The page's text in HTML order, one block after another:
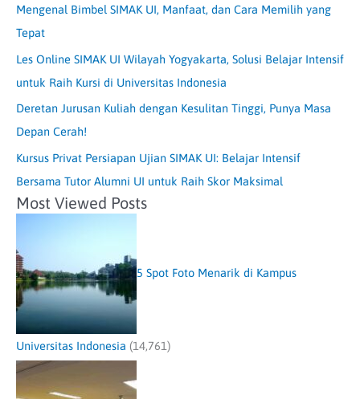
Mengenal Bimbel SIMAK UI, Manfaat, dan Cara Memilih yang
Tepat
Les Online SIMAK UI Wilayah Yogyakarta, Solusi Belajar Intensif
untuk Raih Kursi di Universitas Indonesia
Deretan Jurusan Kuliah dengan Kesulitan Tinggi, Punya Masa
Depan Cerah!
Kursus Privat Persiapan Ujian SIMAK UI: Belajar Intensif
Bersama Tutor Alumni UI untuk Raih Skor Maksimal
Most Viewed Posts
5 Spot Foto Menarik di Kampus
Universitas Indonesia (14,761)